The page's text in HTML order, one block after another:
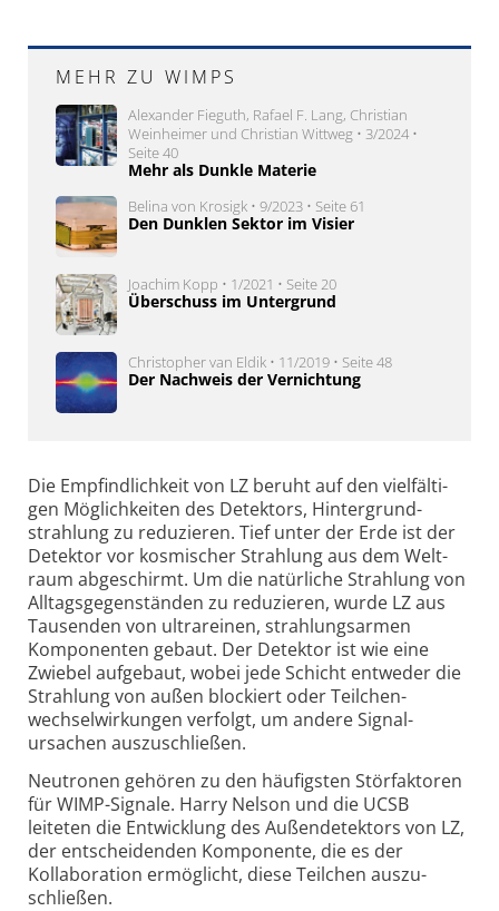
MEHR ZU WIMPS
Alexander Fieguth, Rafael F. Lang, Christian
Weinheimer und Christian Wittweg • 3/2024 •
Seite 40
Mehr als Dunkle Materie
Belina von Krosigk • 9/2023 • Seite 61
Den Dunklen Sektor im Visier
Joachim Kopp • 1/2021 • Seite 20
Überschuss im Untergrund
Christopher van Eldik • 11/2019 • Seite 48
Der Nachweis der Vernichtung
Die Empfindlichkeit von LZ beruht auf den viel­fälti­
gen Mög­lich­keiten des Detek­tors, Hinter­grund­
strahlung zu redu­zieren. Tief unter der Erde ist der
Detektor vor kosmischer Strah­lung aus dem Welt­
raum abge­schirmt. Um die natür­liche Strah­lung von
Alltags­gegen­ständen zu redu­zieren, wurde LZ aus
Tausen­den von ultra­reinen, strahlungsarmen
Kompo­nenten gebaut. Der Detek­tor ist wie eine
Zwiebel aufge­baut, wobei jede Schicht entweder die
Strah­lung von außen blockiert oder Teil­chen­
wechsel­wir­kungen ver­folgt, um andere Signal­
ursachen auszu­schließen.
Neutronen gehören zu den häufigsten Stör­faktoren
für WIMP-Signale. Harry Nelson und die UCSB
leiteten die Entwick­lung des Außen­detektors von LZ,
der entschei­denden Komponente, die es der
Kollabo­ration ermög­licht, diese Teilchen aus­zu­
schließen.